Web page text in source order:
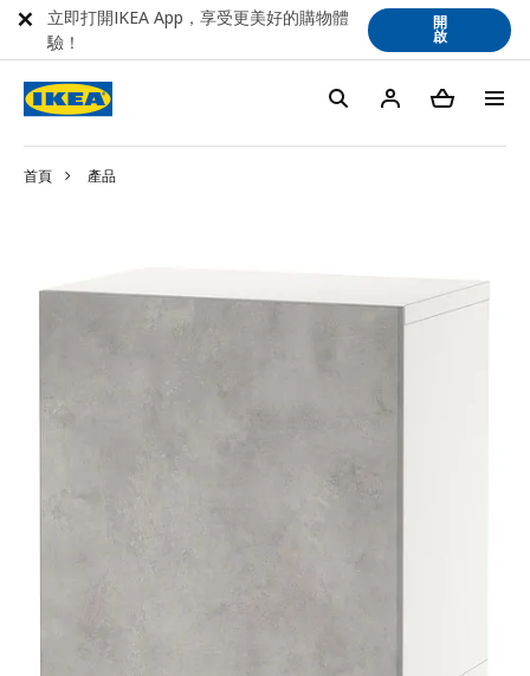
首頁 產品
立即打開IKEA App，享受更美好的購物體
驗！
開
啟